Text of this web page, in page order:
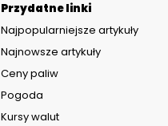
Przydatne linki
Najpopularniejsze artykuły
Najnowsze artykuły
Ceny paliw
Pogoda
Kursy walut